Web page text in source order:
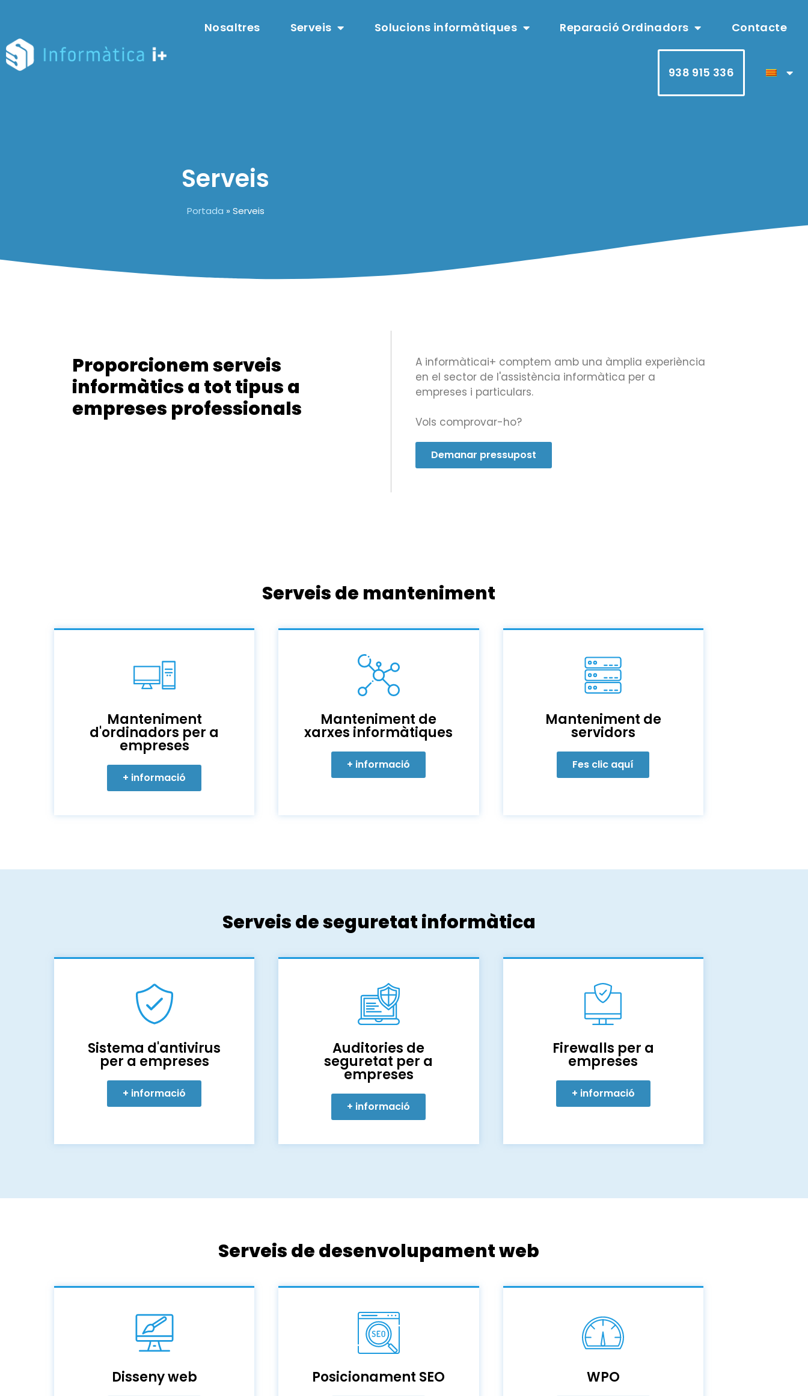
Nosaltres Serveis Solucions informàtiques Reparació Ordinadors Contacte
938 915 336
Serveis
Portada » Serveis
Proporcionem serveis
informàtics a tot tipus a
empreses professionals
A informàticai+ comptem amb una àmplia experiència
en el sector de l'assistència informàtica per a
empreses i particulars.
Vols comprovar-ho?
Demanar pressupost
Serveis de manteniment
Manteniment
d'ordinadors per a
empreses
+ informació
Manteniment de
xarxes informàtiques
+ informació
Manteniment de
servidors
Fes clic aquí
Serveis de seguretat informàtica
Sistema d'antivirus
per a empreses
+ informació
Auditories de
seguretat per a
empreses
+ informació
Firewalls per a
empreses
+ informació
Serveis de desenvolupament web
Disseny web Posicionament SEO WPO